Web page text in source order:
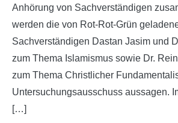
Anhörung von Sachverständigen
werden die von Rot-Rot-Grün
Sachverständigen Dastan Jasim und
zum Thema Islamismus sowie Dr.
zum Thema Christlicher
Untersuchungsausschuss aussagen.
[…]